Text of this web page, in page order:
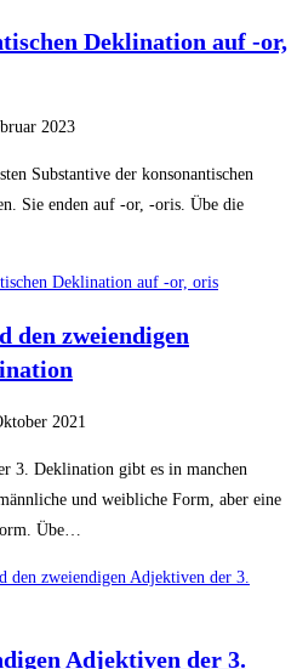
Deklination auf -or,
2023
Substantive der konsonantischen
Sie enden auf -or, -oris. Übe die
Deklination auf -or, oris
den zweiendigen
2021
3. Deklination gibt es in manchen
und weibliche Form, aber eine
Übe…
den zweiendigen Adjektiven der 3.
Adjektiven der 3.